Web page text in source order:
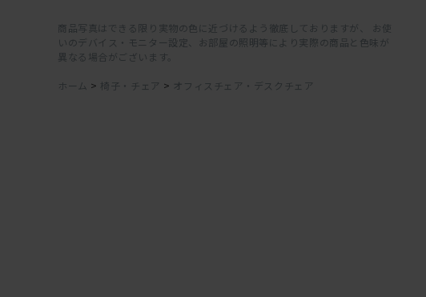
商品写真はできる限り実物の色に近づけるよう徹底しておりますが、 お使
いのデバイス・モニター設定、お部屋の照明等により実際の商品と色味が
異なる場合がございます。
ホーム > 椅子・チェア > オフィスチェア・デスクチェア